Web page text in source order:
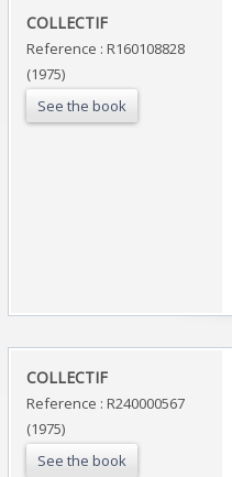
‎COLLECTIF‎
Reference : R160108828
(1975)
See the book
‎COLLECTIF‎
Reference : R240000567
(1975)
See the book